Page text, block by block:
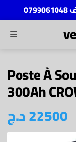
MENU
Poste À
300Ah
22500د.ج